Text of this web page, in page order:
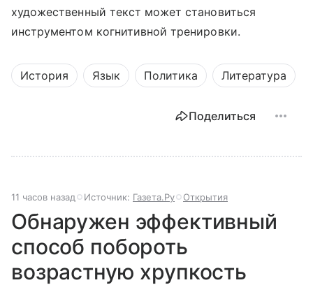
художественный текст может становиться
инструментом когнитивной тренировки.
История Язык Политика Литература
Поделиться
11 часов назад Источник: Газета.Ру Открытия
Обнаружен эффективный
способ побороть
возрастную хрупкость